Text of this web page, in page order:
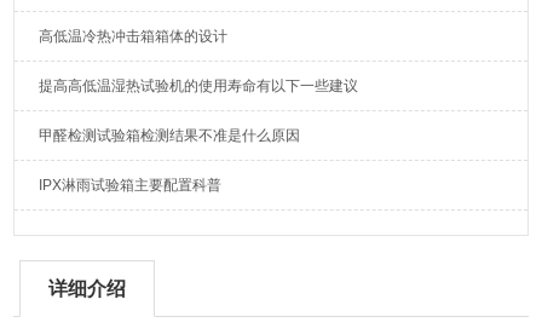
高低温冷热冲击箱箱体的设计
提高高低温湿热试验机的使用寿命有以下一些建议
甲醛检测试验箱检测结果不准是什么原因
IPX淋雨试验箱主要配置科普
详细介绍